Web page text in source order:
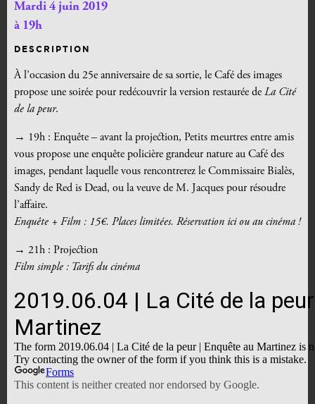
Mardi 4 juin 2019
à 19h
DESCRIPTION
À l’occasion du 25e anniversaire de sa sortie, le Café des images
propose une soirée pour redécouvrir la version restaurée de La Cité
de la peur.
→ 19h : Enquête – avant la projection, Petits meurtres entre amis
vous propose une enquête policière grandeur nature au Café des
images, pendant laquelle vous rencontrerez le Commissaire Bialès,
Sandy de Red is Dead, ou la veuve de M. Jacques pour résoudre
l’affaire.
Enquête + Film : 15€. Places limitées. Réservation ici ou au cinéma !
→ 21h : Projection
Film simple : Tarifs du cinéma